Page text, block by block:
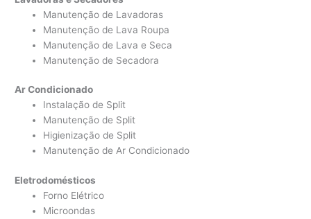
Manutenção de Lavadoras
Manutenção de Lava Roupa
Manutenção de Lava e Seca
Manutenção de Secadora
Ar Condicionado
Instalação de Split
Manutenção de Split
Higienização de Split
Manutenção de Ar Condicionado
Eletrodomésticos
Forno Elétrico
Microondas